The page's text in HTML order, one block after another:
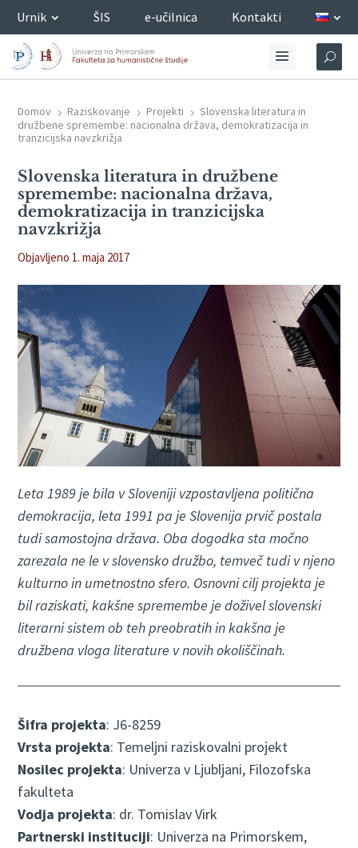
Urnik ŠIS e-učilnica Kontakti
Domov 5 Raziskovanje 5 Projekti 5 Slovenska literatura in
družbene spremembe: nacionalna država, demokratizacija in
tranzicijska navzkrižja
Slovenska literatura in družbene
spremembe: nacionalna država,
demokratizacija in tranzicijska
navzkrižja
Objavljeno 1. maja 2017
Leta 1989 je bila v Sloveniji vzpostavljena politična
demokracija, leta 1991 pa je Slovenija prvič postala
tudi samostojna država. Oba dogodka sta močno
zarezala ne le v slovensko družbo, temveč tudi v njeno
kulturno in umetnostno sfero. Osnovni cilj projekta je
bil raziskati, kakšne spremembe je doživel slovenski
literarni sistem ob teh preobratih in kakšna je
družbena vloga literature v novih okoliščinah.
Šifra projekta: J6-8259
Vrsta projekta: Temeljni raziskovalni projekt
Nosilec projekta: Univerza v Ljubljani, Filozofska
fakulteta
Vodja projekta: dr. Tomislav Virk
Partnerski instituciji: Univerza na Primorskem,